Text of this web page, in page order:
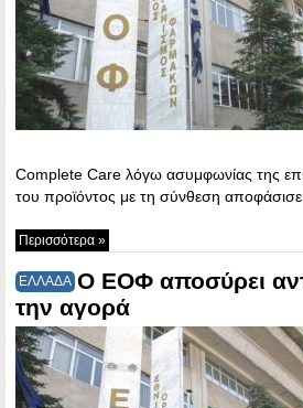
Complete Care λόγω ασυμφωνίας της
του προϊόντος με τη σύνθεση
Περισσότερα »
ΕΛΛΑΔΑ O ΕΟΦ αποσύρει
την αγορά